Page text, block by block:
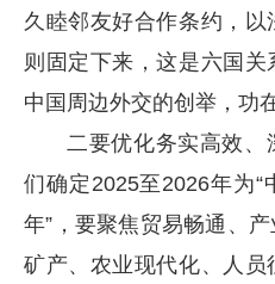
久睦邻友好合作条约，
则固定下来，这是六国
中国周边外交的创举，功
二要优化务实高效
们确定2025至2026年为
年”，要聚焦贸易畅通、
矿产、农业现代化、人